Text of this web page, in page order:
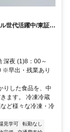
世代活躍中/東証プ
深夜 (1)8：00～
※早出・残業あり
りした食品を、中
ます。 冷凍冷蔵
ど様々な冷凍・冷
見学可
転勤なし